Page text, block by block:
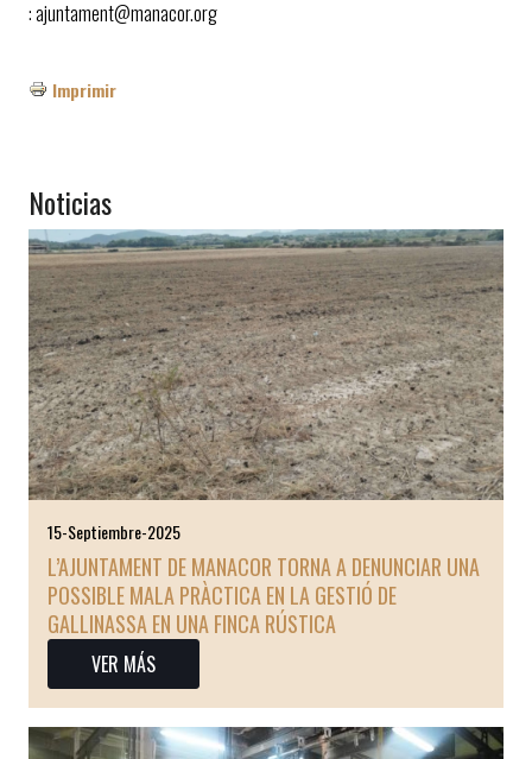
: ajuntament@manacor.org
Imprimir
Noticias
15-Septiembre-2025
L’AJUNTAMENT DE MANACOR TORNA A DENUNCIAR UNA
POSSIBLE MALA PRÀCTICA EN LA GESTIÓ DE
GALLINASSA EN UNA FINCA RÚSTICA
VER MÁS